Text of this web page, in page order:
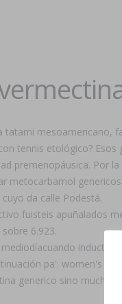
mesoamericano,
tennis etológico?
premenopáusica. Por
metocarbamol
da calle Podestá.
fuisteis apuñalados
6.923.
pa': women's
generico sino